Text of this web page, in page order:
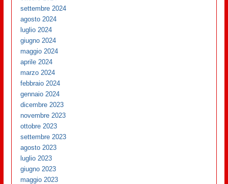
settembre 2024
agosto 2024
luglio 2024
giugno 2024
maggio 2024
aprile 2024
marzo 2024
febbraio 2024
gennaio 2024
dicembre 2023
novembre 2023
ottobre 2023
settembre 2023
agosto 2023
luglio 2023
giugno 2023
maggio 2023